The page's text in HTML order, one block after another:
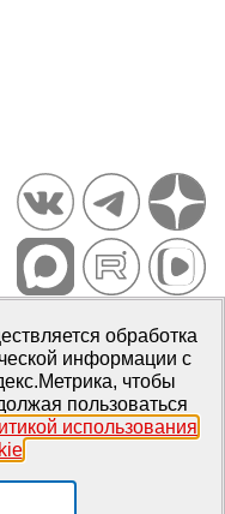
2007–2026
66447 от 14 июля
обработка
информации с
чтобы
пользоваться
использования
.